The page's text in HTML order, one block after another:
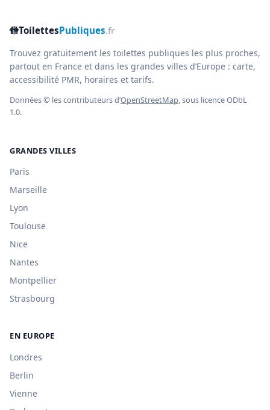
🚻ToilettesPubliques.fr
Trouvez gratuitement les toilettes publiques les plus proches,
partout en France et dans les grandes villes d’Europe : carte,
accessibilité PMR, horaires et tarifs.
Données © les contributeurs d’OpenStreetMap, sous licence ODbL
1.0.
GRANDES VILLES
Paris
Marseille
Lyon
Toulouse
Nice
Nantes
Montpellier
Strasbourg
EN EUROPE
Londres
Berlin
Vienne